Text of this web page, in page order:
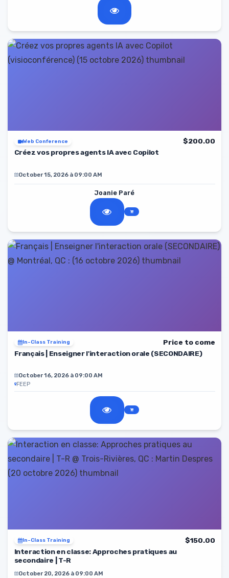
Web Conference
$200.00
Créez vos propres agents IA avec Copilot
October 15, 2026 à 09:00 AM
Joanie Paré
In-Class Training
Price to come
Français | Enseigner l'interaction orale (SECONDAIRE)
October 16, 2026 à 09:00 AM
FEEP
In-Class Training
$150.00
Interaction en classe: Approches pratiques au
secondaire | T-R
October 20, 2026 à 09:00 AM